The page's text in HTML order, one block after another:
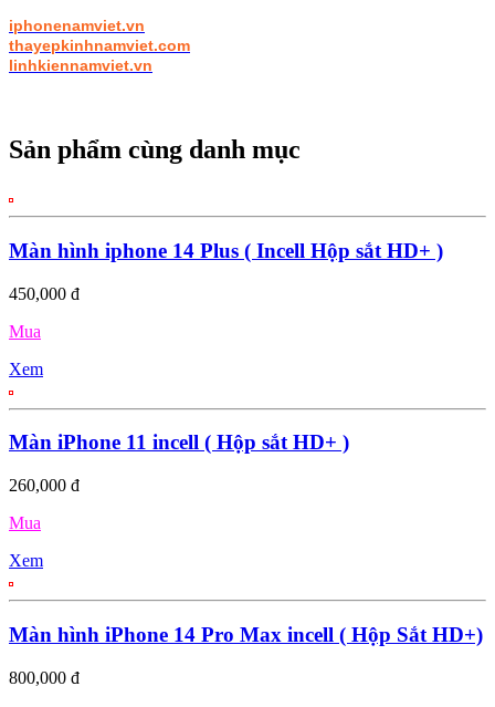
iphonenamviet.vn
thayepkinhnamviet.com
linhkiennamviet.vn
Sản phẩm cùng danh mục
Màn hình iphone 14 Plus ( Incell Hộp sắt HD+ )
450,000 đ
Mua
Xem
Màn iPhone 11 incell ( Hộp sắt HD+ )
260,000 đ
Mua
Xem
Màn hình iPhone 14 Pro Max incell ( Hộp Sắt HD+)
800,000 đ